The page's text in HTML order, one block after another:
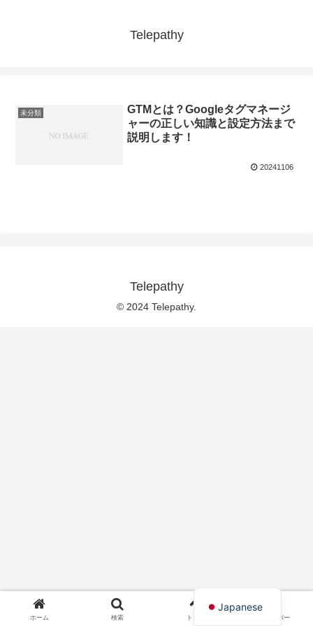
Telepathy
未分類
GTMとは？Googleタグマネージ
ャーの正しい知識と設定方法まで
説明します！
20241106
Telepathy
© 2024 Telepathy.
ホーム 検索 トップ サイドバー
Japanese